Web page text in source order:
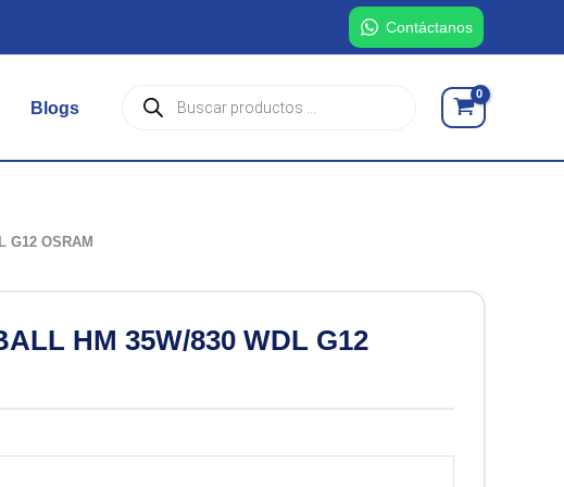
Contáctanos
Blogs
Búsqueda
G12 OSRAM
HM 35W/830 WDL G12